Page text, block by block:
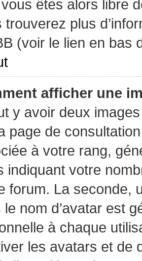
êtes alors libre
trouverez plus
(voir le lien en bas
afficher une
y avoir deux
page de
à votre rang,
indiquant votre
forum. La seconde,
le nom d’avatar est
à chaque
les avatars et de